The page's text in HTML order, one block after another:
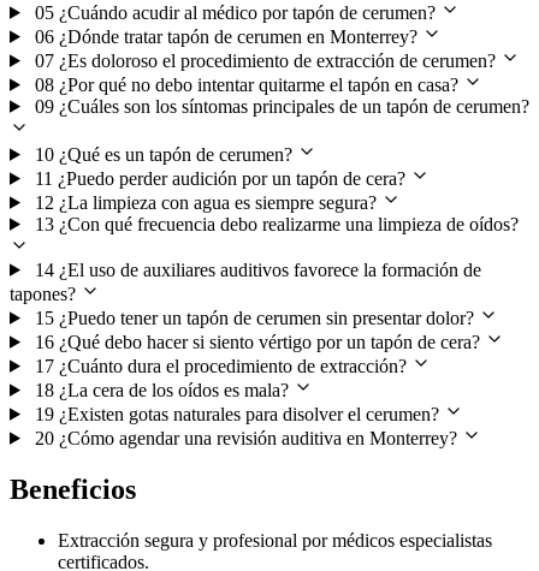
05 ¿Cuándo acudir al médico por tapón de cerumen?
06 ¿Dónde tratar tapón de cerumen en Monterrey?
07 ¿Es doloroso el procedimiento de extracción de cerumen?
08 ¿Por qué no debo intentar quitarme el tapón en casa?
09 ¿Cuáles son los síntomas principales de un tapón de cerumen?
10 ¿Qué es un tapón de cerumen?
11 ¿Puedo perder audición por un tapón de cera?
12 ¿La limpieza con agua es siempre segura?
13 ¿Con qué frecuencia debo realizarme una limpieza de oídos?
14 ¿El uso de auxiliares auditivos favorece la formación de
tapones?
15 ¿Puedo tener un tapón de cerumen sin presentar dolor?
16 ¿Qué debo hacer si siento vértigo por un tapón de cera?
17 ¿Cuánto dura el procedimiento de extracción?
18 ¿La cera de los oídos es mala?
19 ¿Existen gotas naturales para disolver el cerumen?
20 ¿Cómo agendar una revisión auditiva en Monterrey?
Beneficios
Extracción segura y profesional por médicos especialistas
certificados.